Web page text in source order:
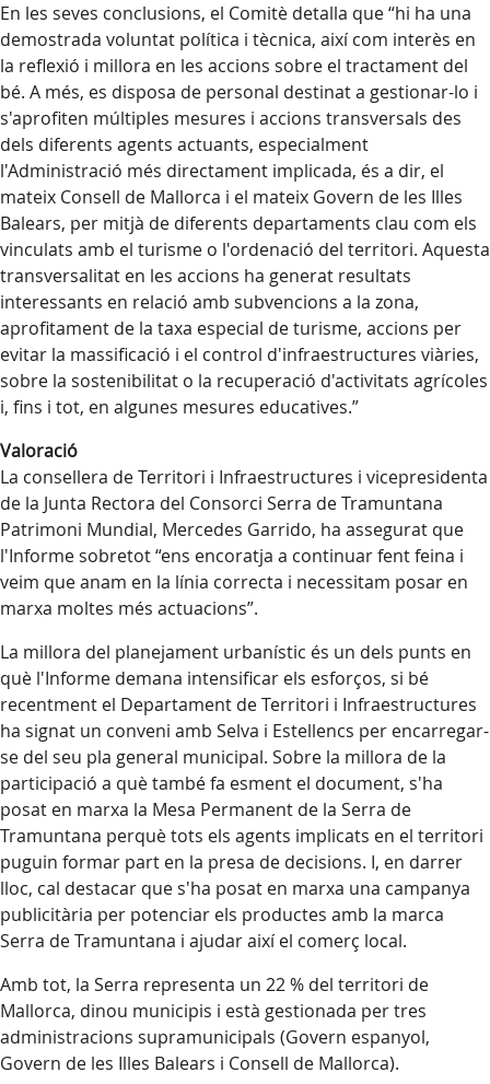
En les seves conclusions, el Comitè detalla que “hi ha una
demostrada voluntat política i tècnica, així com interès en
la reflexió i millora en les accions sobre el tractament del
bé. A més, es disposa de personal destinat a gestionar-lo i
s'aprofiten múltiples mesures i accions transversals des
dels diferents agents actuants, especialment
l'Administració més directament implicada, és a dir, el
mateix Consell de Mallorca i el mateix Govern de les Illes
Balears, per mitjà de diferents departaments clau com els
vinculats amb el turisme o l'ordenació del territori. Aquesta
transversalitat en les accions ha generat resultats
interessants en relació amb subvencions a la zona,
aprofitament de la taxa especial de turisme, accions per
evitar la massificació i el control d'infraestructures viàries,
sobre la sostenibilitat o la recuperació d'activitats agrícoles
i, fins i tot, en algunes mesures educatives.”
Valoració
La consellera de Territori i Infraestructures i vicepresidenta
de la Junta Rectora del Consorci Serra de Tramuntana
Patrimoni Mundial, Mercedes Garrido, ha assegurat que
l'Informe sobretot “ens encoratja a continuar fent feina i
veim que anam en la línia correcta i necessitam posar en
marxa moltes més actuacions”.
La millora del planejament urbanístic és un dels punts en
què l'Informe demana intensificar els esforços, si bé
recentment el Departament de Territori i Infraestructures
ha signat un conveni amb Selva i Estellencs per encarregar-
se del seu pla general municipal. Sobre la millora de la
participació a què també fa esment el document, s'ha
posat en marxa la Mesa Permanent de la Serra de
Tramuntana perquè tots els agents implicats en el territori
puguin formar part en la presa de decisions. I, en darrer
lloc, cal destacar que s'ha posat en marxa una campanya
publicitària per potenciar els productes amb la marca
Serra de Tramuntana i ajudar així el comerç local.
Amb tot, la Serra representa un 22 % del territori de
Mallorca, dinou municipis i està gestionada per tres
administracions supramunicipals (Govern espanyol,
Govern de les Illes Balears i Consell de Mallorca).